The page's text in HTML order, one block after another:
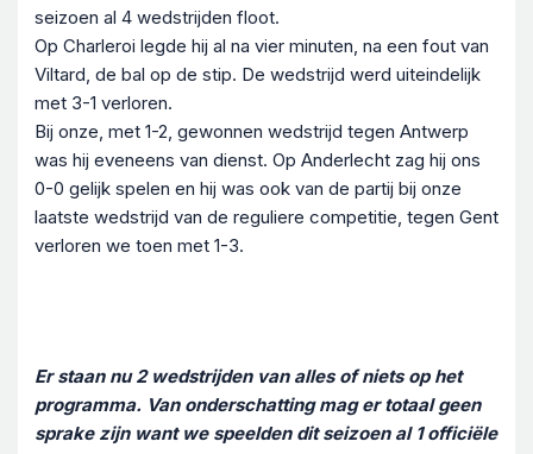
seizoen al 4 wedstrijden floot.
Op Charleroi legde hij al na vier minuten, na een fout van
Viltard, de bal op de stip. De wedstrijd werd uiteindelijk
met 3-1 verloren.
Bij onze, met 1-2, gewonnen wedstrijd tegen Antwerp
was hij eveneens van dienst. Op Anderlecht zag hij ons
0-0 gelijk spelen en hij was ook van de partij bij onze
laatste wedstrijd van de reguliere competitie, tegen Gent
verloren we toen met 1-3.
Er staan nu 2 wedstrijden van alles of niets op het
programma. Van onderschatting mag er totaal geen
sprake zijn want we speelden dit seizoen al 1 officiële